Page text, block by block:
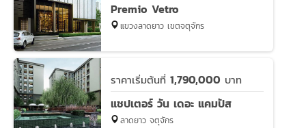
Premio Vetro
แขวงลาดยาว เขตจตุจักร
ราคาเริ่มต้นที่ 1,790,000 บาท
แชปเตอร์ วัน เดอะ แคมปัส
ลาดยาว จตุจักร